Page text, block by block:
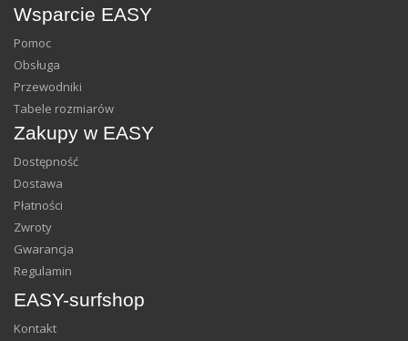
Wsparcie EASY
Pomoc
Obsługa
Przewodniki
Tabele rozmiarów
Zakupy w EASY
Dostępność
Dostawa
Płatności
Zwroty
Gwarancja
Regulamin
EASY-surfshop
Kontakt